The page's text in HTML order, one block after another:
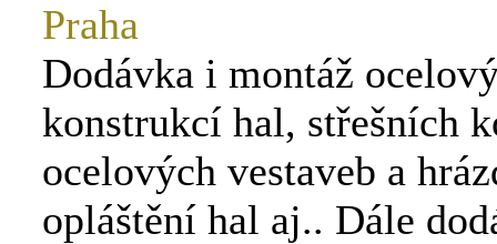
Praha
Dodávka i montáž
konstrukcí hal, střešních
ocelových vestaveb a
opláštění hal aj.. Dále